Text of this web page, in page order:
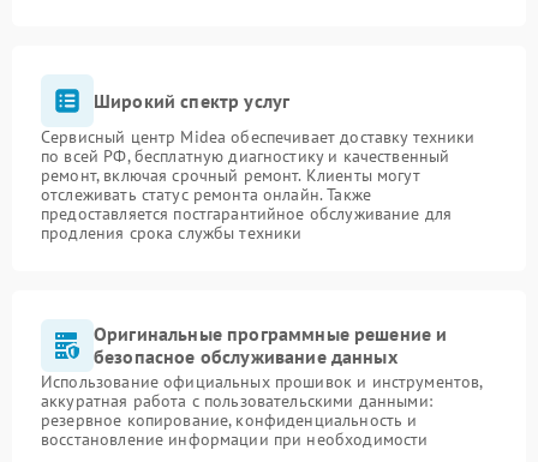
Широкий спектр услуг
Сервисный центр Midea обеспечивает доставку техники
по всей РФ, бесплатную диагностику и качественный
ремонт, включая срочный ремонт. Клиенты могут
отслеживать статус ремонта онлайн. Также
предоставляется постгарантийное обслуживание для
продления срока службы техники
Оригинальные программные решение и
безопасное обслуживание данных
Использование официальных прошивок и инструментов,
аккуратная работа с пользовательскими данными:
резервное копирование, конфиденциальность и
восстановление информации при необходимости